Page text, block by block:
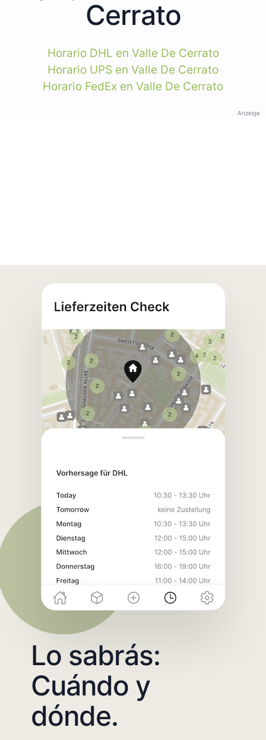
Cerrato
Horario DHL en Valle De Cerrato
Horario UPS en Valle De Cerrato
Horario FedEx en Valle De Cerrato
Anzeige
Lo sabrás:
Cuándo y
dónde.